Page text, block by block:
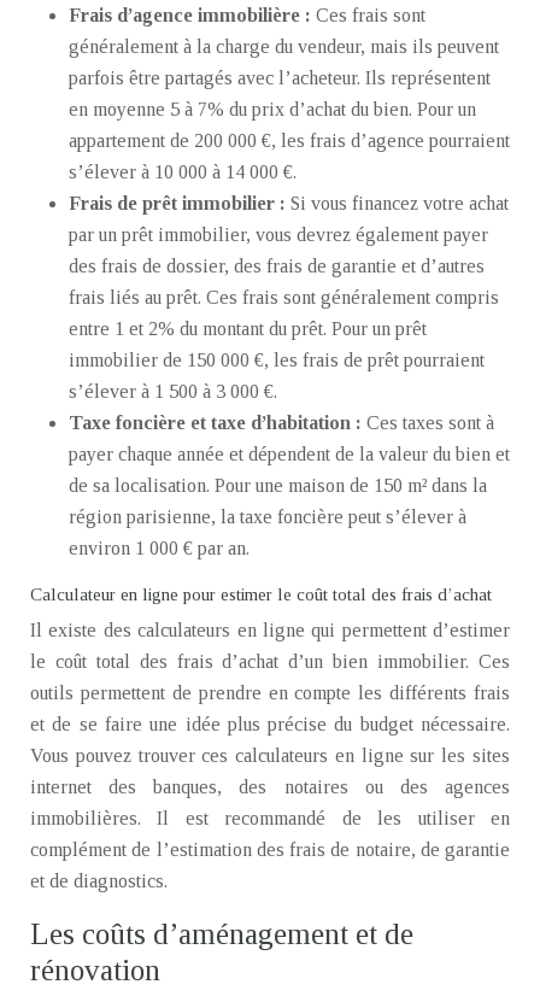
Frais d’agence immobilière : Ces frais sont
généralement à la charge du vendeur, mais ils peuvent
parfois être partagés avec l’acheteur. Ils représentent
en moyenne 5 à 7% du prix d’achat du bien. Pour un
appartement de 200 000 €, les frais d’agence pourraient
s’élever à 10 000 à 14 000 €.
Frais de prêt immobilier : Si vous financez votre achat
par un prêt immobilier, vous devrez également payer
des frais de dossier, des frais de garantie et d’autres
frais liés au prêt. Ces frais sont généralement compris
entre 1 et 2% du montant du prêt. Pour un prêt
immobilier de 150 000 €, les frais de prêt pourraient
s’élever à 1 500 à 3 000 €.
Taxe foncière et taxe d’habitation : Ces taxes sont à
payer chaque année et dépendent de la valeur du bien et
de sa localisation. Pour une maison de 150 m² dans la
région parisienne, la taxe foncière peut s’élever à
environ 1 000 € par an.
Calculateur en ligne pour estimer le coût total des frais d’achat
Il existe des calculateurs en ligne qui permettent d’estimer
le coût total des frais d’achat d’un bien immobilier. Ces
outils permettent de prendre en compte les différents frais
et de se faire une idée plus précise du budget nécessaire.
Vous pouvez trouver ces calculateurs en ligne sur les sites
internet des banques, des notaires ou des agences
immobilières. Il est recommandé de les utiliser en
complément de l’estimation des frais de notaire, de garantie
et de diagnostics.
Les coûts d’aménagement et de
rénovation